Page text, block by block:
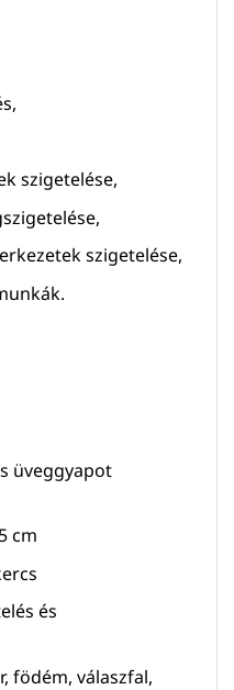
szigetelése,
szigetelése,
üveggyapot
cm
és
födém, válaszfal,